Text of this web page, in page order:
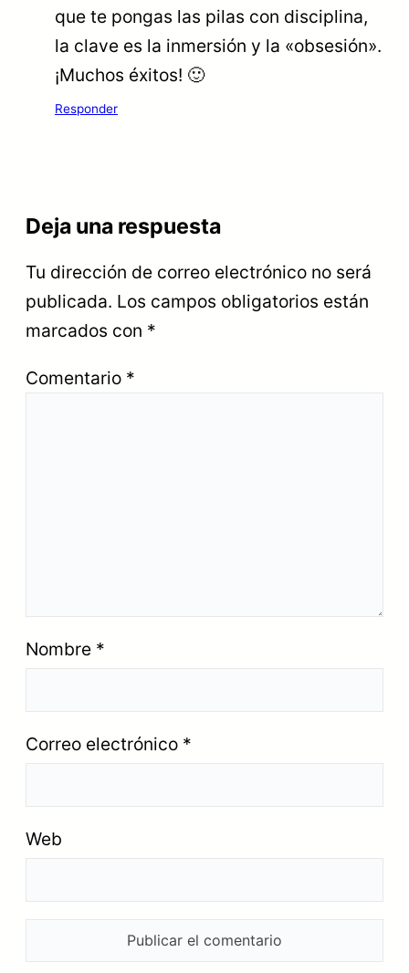
que te pongas las pilas con disciplina,
la clave es la inmersión y la «obsesión».
¡Muchos éxitos! 🙂
Responder
Deja una respuesta
Tu dirección de correo electrónico no será
publicada. Los campos obligatorios están
marcados con *
Comentario *
Nombre *
Correo electrónico *
Web